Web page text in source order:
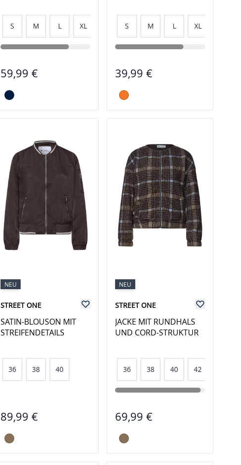
S M L XL
59,99 €
S M L XL
39,99 €
NEU
STREET ONE
SATIN-BLOUSON MIT
STREIFENDETAILS
36 38 40
89,99 €
NEU
STREET ONE
JACKE MIT RUNDHALS
UND CORD-STRUKTUR
36 38 40 42
69,99 €